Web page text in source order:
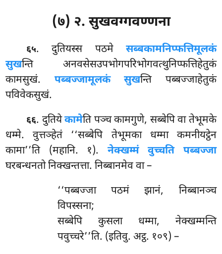
(७) २. सुखवग्गवण्णना
६५. दुतियस्स पठमे सब्बकामनिप्फत्तिमूलकं
सुखन्ति अनवसेसउपभोगपरिभोगवत्थुनिप्फत्तिहेतुकं
कामसुखं. पब्बज्जामूलकं सुखन्ति पब्बज्जाहेतुकं
पविवेकसुखं.
६६. दुतियेकामेति पञ्च कामगुणे, सब्बेपि वा तेभूमके
धम्मे. वुत्तञ्हेतं ‘‘सब्बेपि तेभूमका धम्मा कमनीयट्ठेन
कामा’’ति (महानि. १). नेक्खम्मं वुच्चति पब्बज्जा
घरबन्धनतो निक्खन्तत्ता. निब्बानमेव वा –
‘‘पब्बज्जा पठमं झानं, निब्बानञ्च
विपस्सना;
सब्बेपि कुसला धम्मा, नेक्खम्मन्ति
पवुच्चरे’’ति. (इतिवु. अट्ठ. १०९) –